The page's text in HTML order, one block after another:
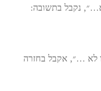
נקבל בתשובה:
לא …״, אקבל בחזרה